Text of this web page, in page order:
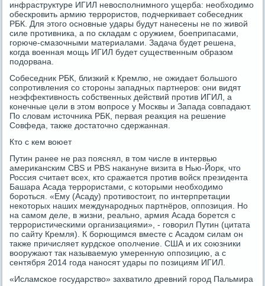
инфраструктуре ИГИЛ невосполнимного ущерба: необходимо
обескровить армию террористов, подчеркивает собеседник
РБК. Для этого основные удары будут нанесены не по живой
силе противника, а по складам с оружием, боеприпасами,
горюче-смазочными материалами. Задача будет решена,
когда военная мощь ИГИЛ будет существенным образом
подорвана.
Собеседник РБК, близкий к Кремлю, не ожидает большого
сопротивления со стороны западных партнеров: они видят
неэффективность собственных действий против ИГИЛ, а
конечные цели в этом вопросе у Москвы и Запада совпадают.
По словам источника РБК, первая реакция на решение
Совфеда, также достаточно сдержанная.
Кто с кем воюет
Путин ранее не раз пояснял, в том числе в интервью
американским CBS и PBS накануне визита в Нью-Йорк, что
Россия считает всех, кто сражается против войск президента
Башара Асада террористами, с которыми необходимо
бороться. «Ему (Асаду) противостоит, по интерпретации
некоторых наших международных партнёров, оппозиция. Но
на самом деле, в жизни, реально, армия Асада борется с
террористическими организациями», - говорил Путин (цитата
по сайту Кремля). К борющимся вместе с Асадом силам он
также причисляет курдское ополчение. США и их союзники
вооружают так называемую умеренную оппозицию, а с
сентября 2014 года наносят удары по позициям ИГИЛ.
«Исламское государство» захватило древний город Пальмира